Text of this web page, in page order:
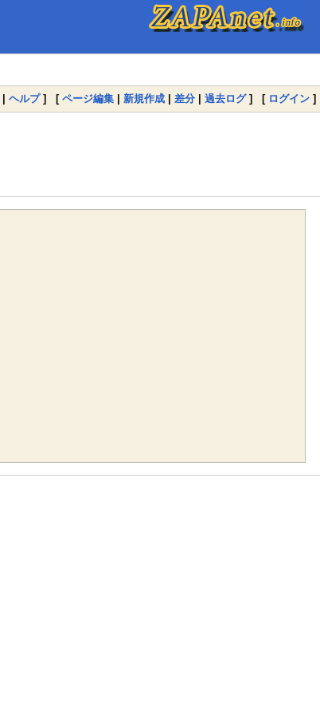
| ヘルプ] [ ページ編集 | 新規作成 | 差分 | 過去ログ] [ ログイン ]